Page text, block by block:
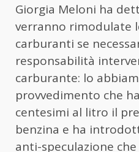
Giorgia Meloni ha
verranno rimodulate
carburanti se
responsabilità
carburante: lo
provvedimento che
centesimi al litro il
benzina e ha
anti-speculazione